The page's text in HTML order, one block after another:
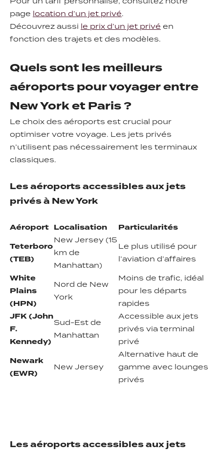
page location d’un jet privé.
Découvrez aussi le prix d’un jet privéen
fonction des trajets et des modèles.
Quels sont les meilleurs
aéroports pour voyager entre
New York et Paris ?
Le choix des aéroports est crucial pour
optimiser votre voyage. Les jets privés
n’utilisent pas nécessairement les terminaux
classiques.
Les aéroports accessibles aux jets
privés à New York
Aéroport Localisation
Particularités
Teterboro
(TEB)
New Jersey (15
km de
Manhattan)
Le plus utilisé pour
l’aviation d’affaires
White
Plains
(HPN)
Nord de New
York
Moins de trafic, idéal
pour les départs
rapides
JFK (John
F.
Kennedy)
Sud-Est de
Manhattan
Accessible aux jets
privés via terminal
privé
Newark
(EWR)
New Jersey
Alternative haut de
gamme avec lounges
privés
Les aéroports accessibles aux jets